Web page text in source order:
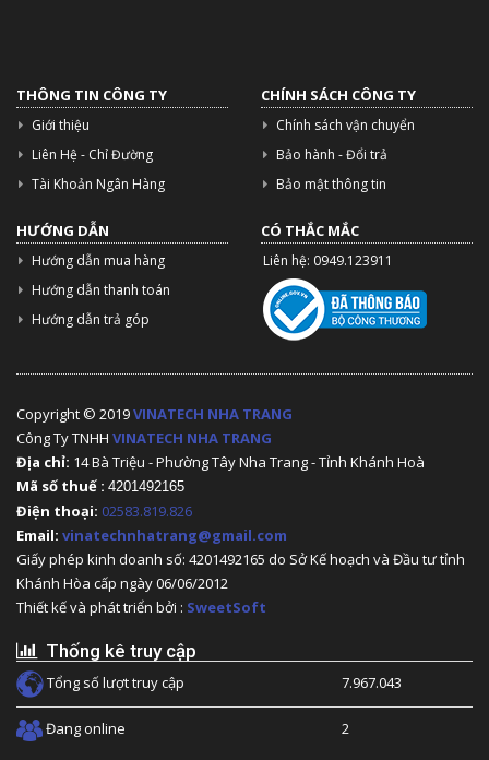
THÔNG TIN CÔNG TY
Giới thiệu
Liên Hệ - Chỉ Đường
Tài Khoản Ngân Hàng
CHÍNH SÁCH CÔNG TY
Chính sách vận chuyển
Bảo hành - Đổi trả
Bảo mật thông tin
HƯỚNG DẪN
Hướng dẫn mua hàng
Hướng dẫn thanh toán
Hướng dẫn trả góp
CÓ THẮC MẮC
Liên hệ: 0949.123911
Copyright © 2019VINATECH NHA TRANG
Công Ty TNHH VINATECH NHA TRANG
Địa chỉ: 14 Bà Triệu - Phường Tây Nha Trang - Tỉnh Khánh Hoà
Mã số thuế : 4201492165
Điện thoại: 02583.819.826
Email: vinatechnhatrang@gmail.com
Giấy phép kinh doanh số: 4201492165 do Sở Kế hoạch và Đầu tư tỉnh
Khánh Hòa cấp ngày 06/06/2012
Thiết kế và phát triển bởi : SweetSoft
Thống kê truy cập
Tổng số lượt truy cập 7.967.043
Đang online 2